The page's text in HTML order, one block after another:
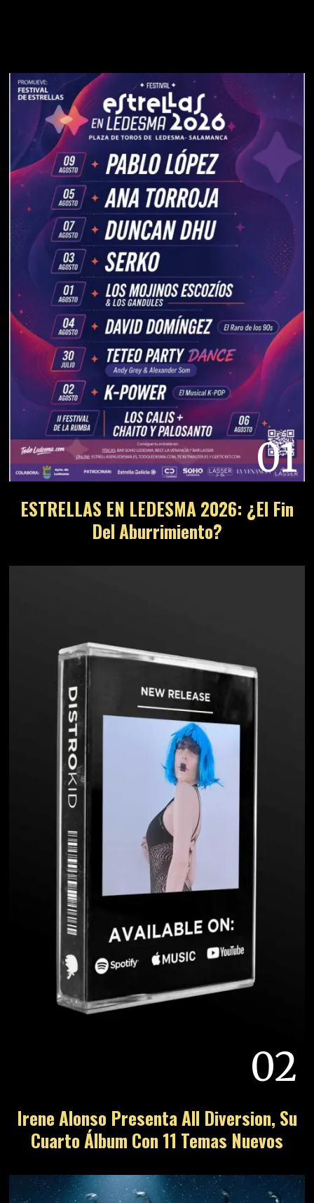
01
ESTRELLAS EN LEDESMA 2026: ¿El Fin
Del Aburrimiento?
02
Irene Alonso Presenta All Diversion, Su
Cuarto Álbum Con 11 Temas Nuevos